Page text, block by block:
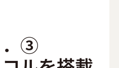
．③